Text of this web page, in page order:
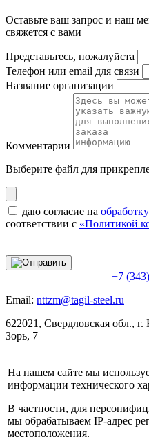
Оставьте ваш запрос и наш
свяжется с вами
Представьтесь, пожалуйста
Телефон или email для связи
Название организации
Комментарии
Выберите файл для
даю согласие на
соответствии с «Политикой
+7
Email: nttzm@tagil-steel.ru
622021, Свердловская обл.,
Зорь, 7
На нашем сайте мы
информации технического
В частности, для
мы обрабатываем IP-адрес
местоположения.